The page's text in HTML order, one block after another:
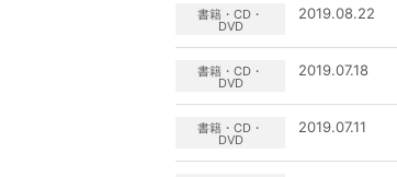
書籍・CD・
DVD
2019.08.22
書籍・CD・
DVD
2019.07.18
書籍・CD・
DVD
2019.07.11